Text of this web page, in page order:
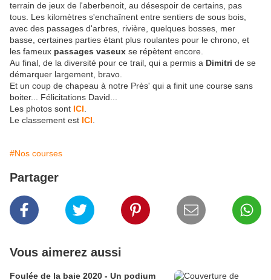
terrain de jeux de l'aberbenoit, au désespoir de certains, pas
tous. Les kilomètres s'enchaînent entre sentiers de sous bois,
avec des passages d'arbres, rivière, quelques bosses, mer
basse, certaines parties étant plus roulantes pour le chrono, et
les fameux passages vaseux se répètent encore.
Au final, de la diversité pour ce trail, qui a permis a Dimitri de se
démarquer largement, bravo.
Et un coup de chapeau à notre Près' qui a finit une course sans
boiter... Félicitations David...
Les photos sont ICI
Le classement est ICI
#Nos courses
Partager
Vous aimerez aussi
Foulée de la baie 2020 - Un podium